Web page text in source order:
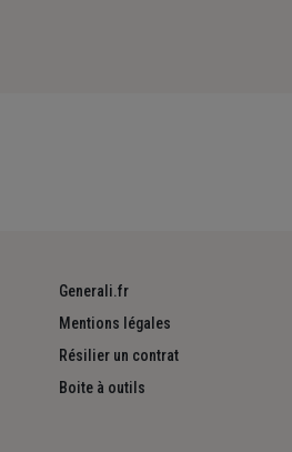
Generali.fr
Mentions légales
Résilier un contrat
Boite à outils